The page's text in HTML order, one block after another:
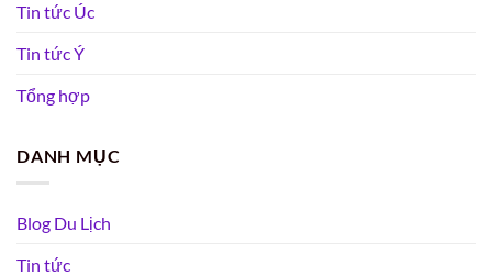
Tin tức Úc
Tin tức Ý
Tổng hợp
DANH MỤC
Blog Du Lịch
Tin tức